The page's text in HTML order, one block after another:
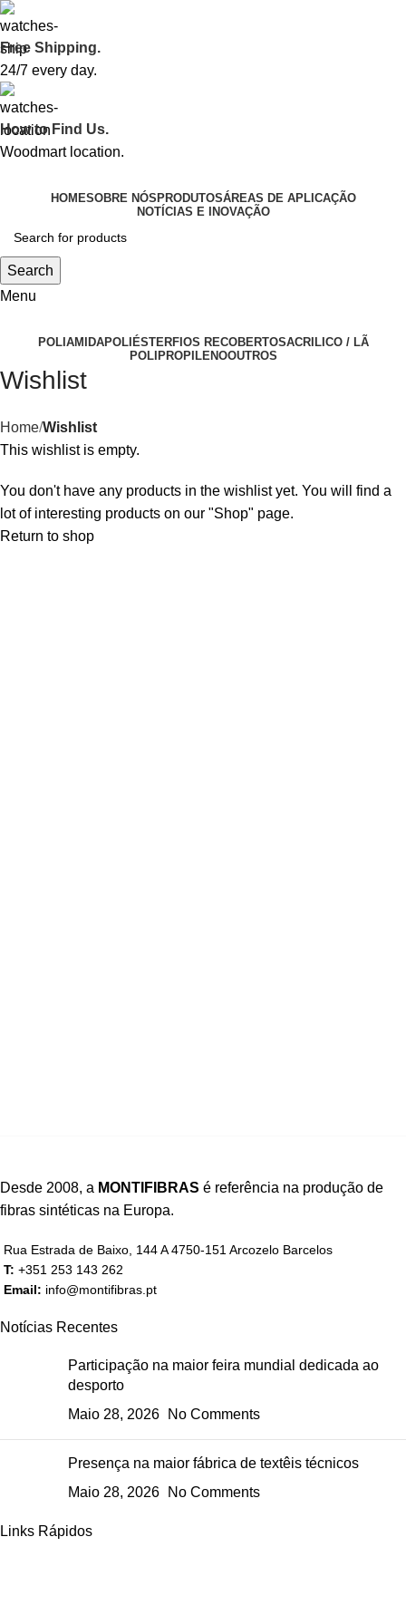
Free Shipping.
24/7 every day.
How to Find Us.
Woodmart location.
HOMESOBRE NÓS PRODUTOSÁREAS DE APLICAÇÃO
NOTÍCIAS E INOVAÇÃO
Search
Menu
POLIAMIDAPOLIÉSTERFIOS RECOBERTOSACRILICO / LÃ
POLIPROPILENOOUTROS
Wishlist
Home Wishlist
This wishlist is empty.
You don't have any products in the wishlist yet. You will find a
lot of interesting products on our "Shop" page.
Return to shop
Desde 2008, a MONTIFIBRAS é referência na produção de
fibras sintéticas na Europa.
Rua Estrada de Baixo, 144 A 4750-151 Arcozelo Barcelos
T: +351 253 143 262
Email: info@montifibras.pt
Notícias Recentes
Participação na maior feira mundial dedicada ao
desporto
Maio 28, 2026
No Comments
Presença na maior fábrica de textêis técnicos
Maio 28, 2026
No Comments
Links Rápidos